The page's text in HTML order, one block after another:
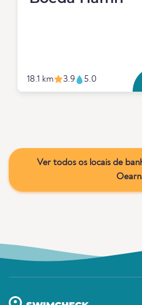
18.1 km 3.9 5.0
Ver todos os locais de